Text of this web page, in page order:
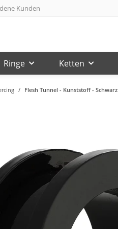
Kunden
Ringe Ketten
Flesh Tunnel - Kunststoff - Schwarz